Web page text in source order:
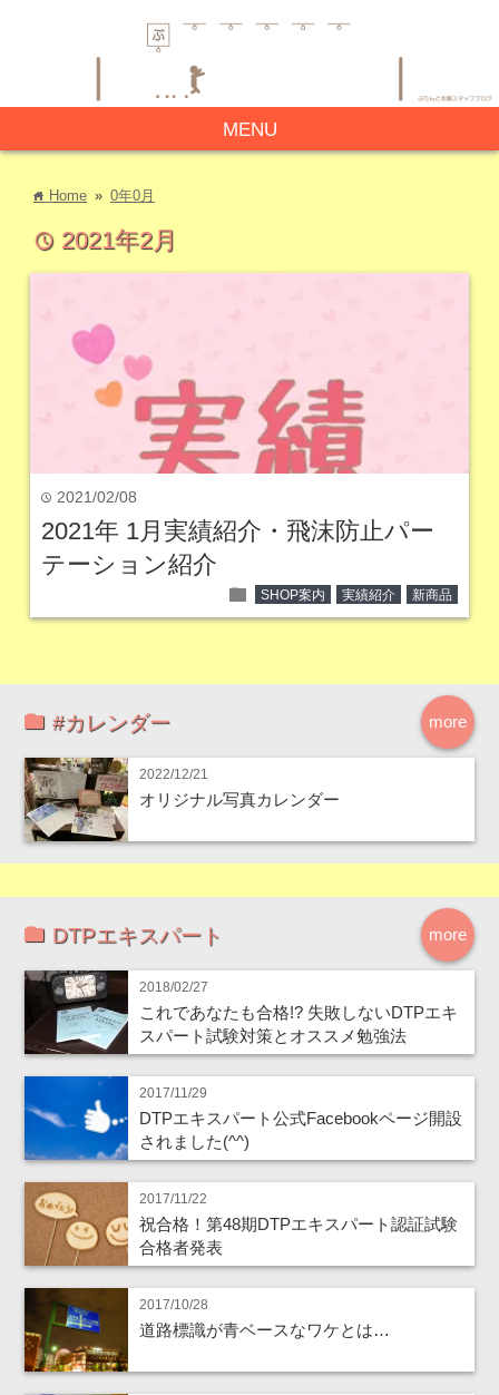
MENU
home Home » 0年0月
time 2021年2月
time 2021/02/08
2021年 1月実績紹介・飛沫防止パー
テーション紹介
folder SHOP案内 実績紹介 新商品
more
#カレンダー
2022/12/21
オリジナル写真カレンダー
more
DTPエキスパート
2018/02/27
これであなたも合格!? 失敗しないDTPエキ
スパート試験対策とオススメ勉強法
2017/11/29
DTPエキスパート公式Facebookページ開設
されました(^^)
2017/11/22
祝合格！第48期DTPエキスパート認証試験
合格者発表
2017/10/28
道路標識が青ベースなワケとは…